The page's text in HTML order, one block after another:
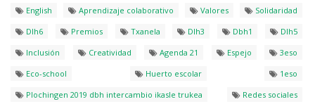
English
Aprendizaje colaborativo Valores
Solidaridad
Dlh6
Premios Txanela Dlh3 Dbh1
Dlh5
Inclusión
Creatividad Agenda 21 Espejo
3eso
Eco-school
Huerto escolar
1eso
Plochingen 2019 dbh intercambio ikasle trukea
Redes sociales